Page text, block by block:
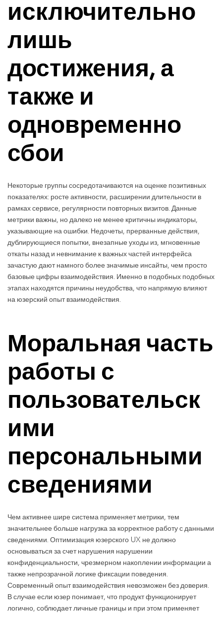
исключительно
лишь
достижения, а
также и
одновременно
сбои
Некоторые группы сосредотачиваются на оценке позитивных
показателях: росте активности, расширении длительности в
рамках сервисе, регулярности повторных визитов. Данные
метрики важны, но далеко не менее критичны индикаторы,
указывающие на ошибки. Недочеты, прерванные действия,
дублирующиеся попытки, внезапные уходы из, мгновенные
откаты назад и невнимание к важных частей интерфейса
зачастую дают намного более значимые инсайты, чем просто
базовые цифры взаимодействия. Именно в подобных подобных
этапах находятся причины неудобства, что напрямую влияют
на юзерский опыт взаимодействия.
Моральная часть
работы с
пользовательск
ими
персональными
сведениями
Чем активнее шире система применяет метрики, тем
значительнее больше нагрузка за корректное работу с данными
сведениями. Оптимизация юзерского UX не должно
основываться за счет нарушения нарушении
конфиденциальности, чрезмерном накоплении информации а
также непрозрачной логике фиксации поведения.
Современный опыт взаимодействия невозможен без доверия.
В случае если юзер понимает, что продукт функционирует
логично, соблюдает личные границы и при этом применяет